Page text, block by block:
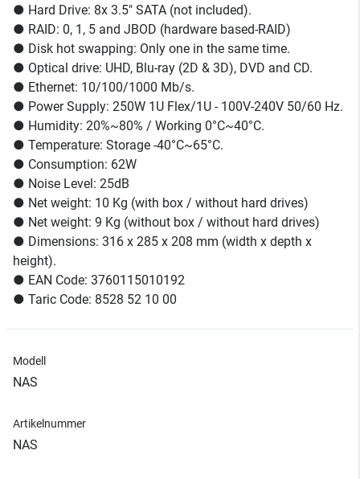
● Hard Drive: 8x 3.5" SATA (not included).
● RAID: 0, 1, 5 and JBOD (hardware based-RAID)
● Disk hot swapping: Only one in the same time.
● Optical drive: UHD, Blu-ray (2D & 3D), DVD and CD.
● Ethernet: 10/100/1000 Mb/s.
● Power Supply: 250W 1U Flex/1U - 100V-240V 50/60 Hz.
● Humidity: 20%~80% / Working 0°C~40°C.
● Temperature: Storage -40°C~65°C.
● Consumption: 62W
● Noise Level: 25dB
● Net weight: 10 Kg (with box / without hard drives)
● Net weight: 9 Kg (without box / without hard drives)
● Dimensions: 316 x 285 x 208 mm (width x depth x
height).
● EAN Code: 3760115010192
● Taric Code: 8528 52 10 00
Modell
NAS
Artikelnummer
NAS